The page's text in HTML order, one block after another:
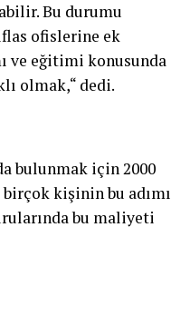
Bu durumu
ofislerine ek
ve eğitimi konusunda
olmak,“ dedi.
bulunmak için 2000
kişinin bu adımı
bu maliyeti